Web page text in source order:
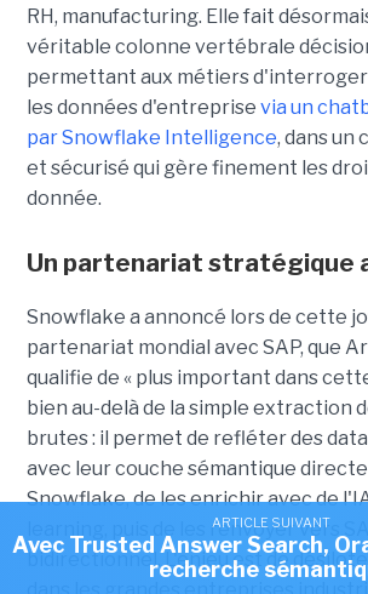
RH, manufacturing. Elle fait
véritable colonne vertébrale
permettant aux métiers
les données d'entreprise via un
par Snowflake Intelligence, dans un
et sécurisé qui gère finement les
donnée.
Un partenariat stratégique
Snowflake a annoncé lors de cette
partenariat mondial avec SAP, que
qualifie de « plus important dans
bien au-delà de la simple extraction
brutes : il permet de refléter des
avec leur couche sémantique
Snowflake, de les enrichir avec de
learning, puis de les renvoyer vers
bidirectionnel. L'enjeu est de
ARTICLE SUIVANT
Avec Trusted Answer Search,
recherche